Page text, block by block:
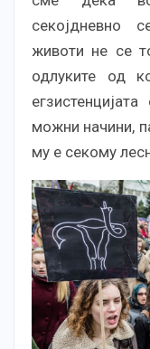
секојдневно
животи не се
одлуките од
можни начини,
му е секому